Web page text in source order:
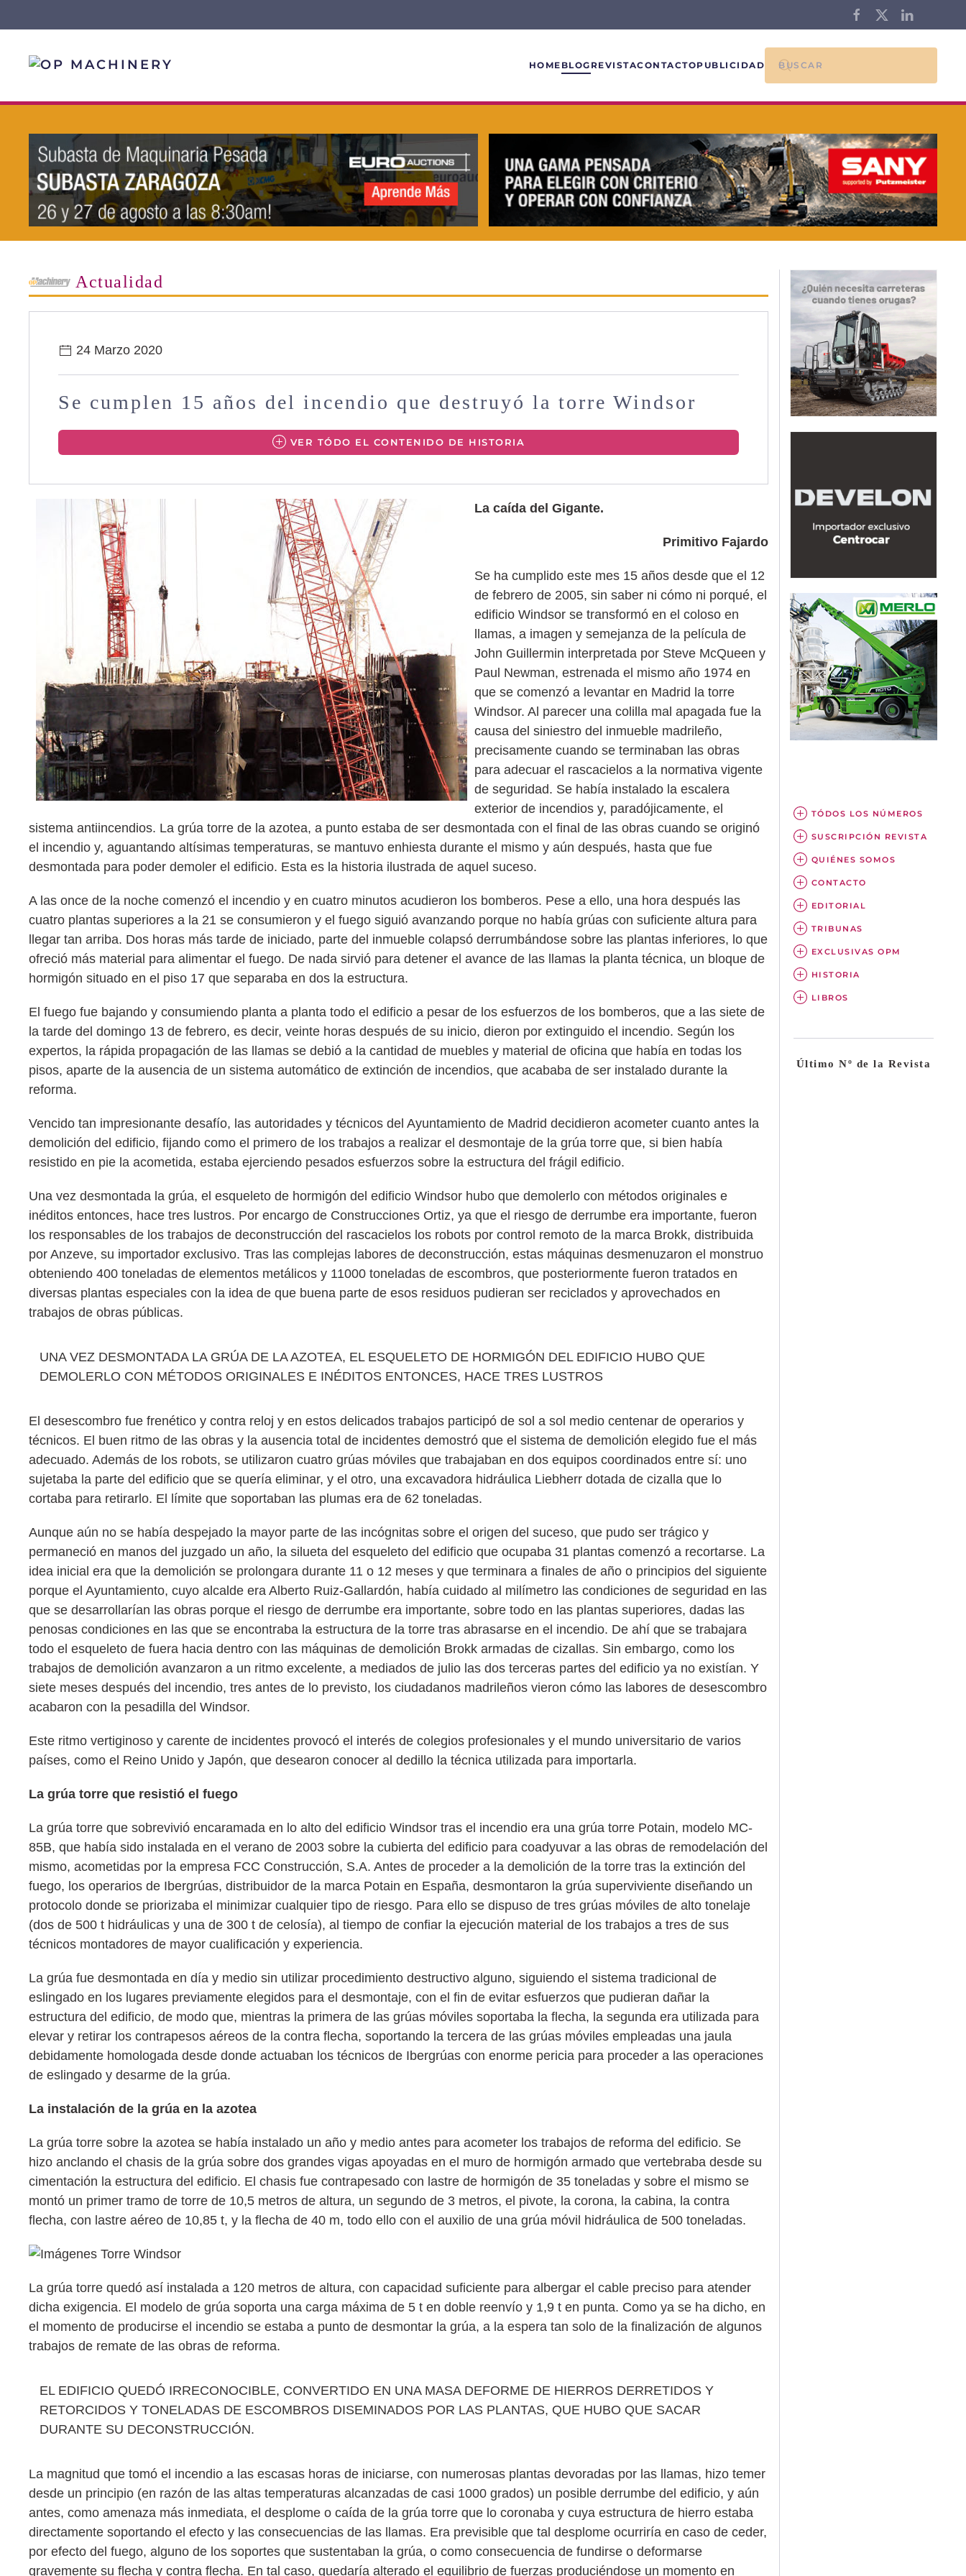
HOME BLOG REVISTACONTACTOPUBLICIDAD
Actualidad
24 Marzo 2020
Se cumplen 15 años del incendio que destruyó la torre Windsor
VER TÓDO EL CONTENIDO DE HISTORIA
La caída del Gigante.
Primitivo Fajardo
Se ha cumplido este mes 15 años desde que el 12
de febrero de 2005, sin saber ni cómo ni porqué, el
edificio Windsor se transformó en el coloso en
llamas, a imagen y semejanza de la película de
John Guillermin interpretada por Steve McQueen y
Paul Newman, estrenada el mismo año 1974 en
que se comenzó a levantar en Madrid la torre
Windsor. Al parecer una colilla mal apagada fue la
causa del siniestro del inmueble madrileño,
precisamente cuando se terminaban las obras
para adecuar el rascacielos a la normativa vigente
de seguridad. Se había instalado la escalera
exterior de incendios y, paradójicamente, el
sistema antiincendios. La grúa torre de la azotea, a punto estaba de ser desmontada con el final de las obras cuando se originó
el incendio y, aguantando altísimas temperaturas, se mantuvo enhiesta durante el mismo y aún después, hasta que fue
desmontada para poder demoler el edificio. Esta es la historia ilustrada de aquel suceso.
A las once de la noche comenzó el incendio y en cuatro minutos acudieron los bomberos. Pese a ello, una hora después las
cuatro plantas superiores a la 21 se consumieron y el fuego siguió avanzando porque no había grúas con suficiente altura para
llegar tan arriba. Dos horas más tarde de iniciado, parte del inmueble colapsó derrumbándose sobre las plantas inferiores, lo que
ofreció más material para alimentar el fuego. De nada sirvió para detener el avance de las llamas la planta técnica, un bloque de
hormigón situado en el piso 17 que separaba en dos la estructura.
El fuego fue bajando y consumiendo planta a planta todo el edificio a pesar de los esfuerzos de los bomberos, que a las siete de
la tarde del domingo 13 de febrero, es decir, veinte horas después de su inicio, dieron por extinguido el incendio. Según los
expertos, la rápida propagación de las llamas se debió a la cantidad de muebles y material de oficina que había en todas los
pisos, aparte de la ausencia de un sistema automático de extinción de incendios, que acababa de ser instalado durante la
reforma.
Vencido tan impresionante desafío, las autoridades y técnicos del Ayuntamiento de Madrid decidieron acometer cuanto antes la
demolición del edificio, fijando como el primero de los trabajos a realizar el desmontaje de la grúa torre que, si bien había
resistido en pie la acometida, estaba ejerciendo pesados esfuerzos sobre la estructura del frágil edificio.
Una vez desmontada la grúa, el esqueleto de hormigón del edificio Windsor hubo que demolerlo con métodos originales e
inéditos entonces, hace tres lustros. Por encargo de Construcciones Ortiz, ya que el riesgo de derrumbe era importante, fueron
los responsables de los trabajos de deconstrucción del rascacielos los robots por control remoto de la marca Brokk, distribuida
por Anzeve, su importador exclusivo. Tras las complejas labores de deconstrucción, estas máquinas desmenuzaron el monstruo
obteniendo 400 toneladas de elementos metálicos y 11000 toneladas de escombros, que posteriormente fueron tratados en
diversas plantas especiales con la idea de que buena parte de esos residuos pudieran ser reciclados y aprovechados en
trabajos de obras públicas.
UNA VEZ DESMONTADA LA GRÚA DE LA AZOTEA, EL ESQUELETO DE HORMIGÓN DEL EDIFICIO HUBO QUE
DEMOLERLO CON MÉTODOS ORIGINALES E INÉDITOS ENTONCES, HACE TRES LUSTROS
El desescombro fue frenético y contra reloj y en estos delicados trabajos participó de sol a sol medio centenar de operarios y
técnicos. El buen ritmo de las obras y la ausencia total de incidentes demostró que el sistema de demolición elegido fue el más
adecuado. Además de los robots, se utilizaron cuatro grúas móviles que trabajaban en dos equipos coordinados entre sí: uno
sujetaba la parte del edificio que se quería eliminar, y el otro, una excavadora hidráulica Liebherr dotada de cizalla que lo
cortaba para retirarlo. El límite que soportaban las plumas era de 62 toneladas.
Aunque aún no se había despejado la mayor parte de las incógnitas sobre el origen del suceso, que pudo ser trágico y
permaneció en manos del juzgado un año, la silueta del esqueleto del edificio que ocupaba 31 plantas comenzó a recortarse. La
idea inicial era que la demolición se prolongara durante 11 o 12 meses y que terminara a finales de año o principios del siguiente
porque el Ayuntamiento, cuyo alcalde era Alberto Ruiz-Gallardón, había cuidado al milímetro las condiciones de seguridad en las
que se desarrollarían las obras porque el riesgo de derrumbe era importante, sobre todo en las plantas superiores, dadas las
penosas condiciones en las que se encontraba la estructura de la torre tras abrasarse en el incendio. De ahí que se trabajara
todo el esqueleto de fuera hacia dentro con las máquinas de demolición Brokk armadas de cizallas. Sin embargo, como los
trabajos de demolición avanzaron a un ritmo excelente, a mediados de julio las dos terceras partes del edificio ya no existían. Y
siete meses después del incendio, tres antes de lo previsto, los ciudadanos madrileños vieron cómo las labores de desescombro
acabaron con la pesadilla del Windsor.
Este ritmo vertiginoso y carente de incidentes provocó el interés de colegios profesionales y el mundo universitario de varios
países, como el Reino Unido y Japón, que desearon conocer al dedillo la técnica utilizada para importarla.
La grúa torre que resistió el fuego
La grúa torre que sobrevivió encaramada en lo alto del edificio Windsor tras el incendio era una grúa torre Potain, modelo MC-
85B, que había sido instalada en el verano de 2003 sobre la cubierta del edificio para coadyuvar a las obras de remodelación del
mismo, acometidas por la empresa FCC Construcción, S.A. Antes de proceder a la demolición de la torre tras la extinción del
fuego, los operarios de Ibergrúas, distribuidor de la marca Potain en España, desmontaron la grúa superviviente diseñando un
protocolo donde se priorizaba el minimizar cualquier tipo de riesgo. Para ello se dispuso de tres grúas móviles de alto tonelaje
(dos de 500 t hidráulicas y una de 300 t de celosía), al tiempo de confiar la ejecución material de los trabajos a tres de sus
técnicos montadores de mayor cualificación y experiencia.
La grúa fue desmontada en día y medio sin utilizar procedimiento destructivo alguno, siguiendo el sistema tradicional de
eslingado en los lugares previamente elegidos para el desmontaje, con el fin de evitar esfuerzos que pudieran dañar la
estructura del edificio, de modo que, mientras la primera de las grúas móviles soportaba la flecha, la segunda era utilizada para
elevar y retirar los contrapesos aéreos de la contra flecha, soportando la tercera de las grúas móviles empleadas una jaula
debidamente homologada desde donde actuaban los técnicos de Ibergrúas con enorme pericia para proceder a las operaciones
de eslingado y desarme de la grúa.
La instalación de la grúa en la azotea
La grúa torre sobre la azotea se había instalado un año y medio antes para acometer los trabajos de reforma del edificio. Se
hizo anclando el chasis de la grúa sobre dos grandes vigas apoyadas en el muro de hormigón armado que vertebraba desde su
cimentación la estructura del edificio. El chasis fue contrapesado con lastre de hormigón de 35 toneladas y sobre el mismo se
montó un primer tramo de torre de 10,5 metros de altura, un segundo de 3 metros, el pivote, la corona, la cabina, la contra
flecha, con lastre aéreo de 10,85 t, y la flecha de 40 m, todo ello con el auxilio de una grúa móvil hidráulica de 500 toneladas.
La grúa torre quedó así instalada a 120 metros de altura, con capacidad suficiente para albergar el cable preciso para atender
dicha exigencia. El modelo de grúa soporta una carga máxima de 5 t en doble reenvío y 1,9 t en punta. Como ya se ha dicho, en
el momento de producirse el incendio se estaba a punto de desmontar la grúa, a la espera tan solo de la finalización de algunos
trabajos de remate de las obras de reforma.
EL EDIFICIO QUEDÓ IRRECONOCIBLE, CONVERTIDO EN UNA MASA DEFORME DE HIERROS DERRETIDOS Y
RETORCIDOS Y TONELADAS DE ESCOMBROS DISEMINADOS POR LAS PLANTAS, QUE HUBO QUE SACAR
DURANTE SU DECONSTRUCCIÓN.
La magnitud que tomó el incendio a las escasas horas de iniciarse, con numerosas plantas devoradas por las llamas, hizo temer
desde un principio (en razón de las altas temperaturas alcanzadas de casi 1000 grados) un posible derrumbe del edificio, y aún
antes, como amenaza más inmediata, el desplome o caída de la grúa torre que lo coronaba y cuya estructura de hierro estaba
directamente soportando el efecto y las consecuencias de las llamas. Era previsible que tal desplome ocurriría en caso de ceder,
por efecto del fuego, alguno de los soportes que sustentaban la grúa, o como consecuencia de fundirse o deformarse
gravemente su flecha y contra flecha. En tal caso, quedaría alterado el equilibrio de fuerzas produciéndose un momento en
TÓDOS LOS NÚMEROS
SUSCRIPCIÓN REVISTA
QUIÉNES SOMOS
CONTACTO
EDITORIAL
TRIBUNAS
EXCLUSIVAS OPM
HISTORIA
LIBROS
Último Nº de la Revista